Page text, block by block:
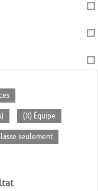
(X) Équipe
seulement